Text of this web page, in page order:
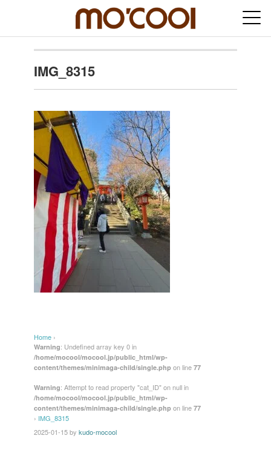
IMG_8315
Home ›
Warning: Undefined array key 0 in
/home/mocool/mocool.jp/public_html/wp-
content/themes/minimaga-child/single.php on line 77
Warning: Attempt to read property "cat_ID" on null in
/home/mocool/mocool.jp/public_html/wp-
content/themes/minimaga-child/single.php on line 77
› IMG_8315
2025-01-15by kudo-mocool